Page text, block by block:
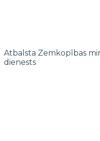
Atbalsta Zemkopības
dienests